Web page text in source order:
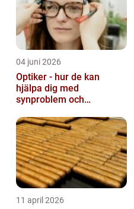
04 juni 2026
Optiker - hur de kan
hjälpa dig med
synproblem och
11 april 2026